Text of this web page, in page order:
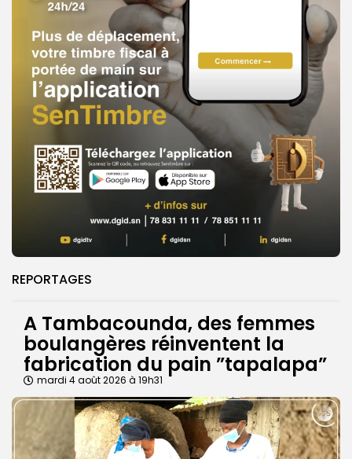
REPORTAGES
A Tambacounda, des femmes
boulangères réinventent la
fabrication du pain ”tapalapa”
mardi 4 août 2026 à 19h31